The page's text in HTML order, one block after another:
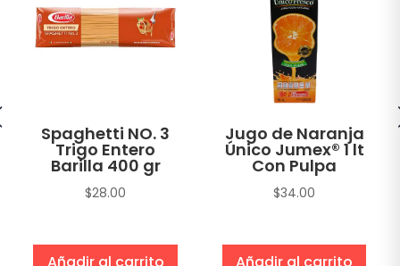
Spaghetti NO. 3
Trigo Entero
Barilla 400 gr
$28.00
Jugo de Naranja
Único Jumex® 1 lt
Con Pulpa
$34.00